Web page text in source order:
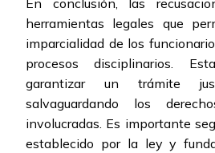
En conclusión, las
herramientas legales que
imparcialidad de los
procesos disciplinarios.
garantizar un trámite
salvaguardando los
involucradas. Es importante
establecido por la ley y